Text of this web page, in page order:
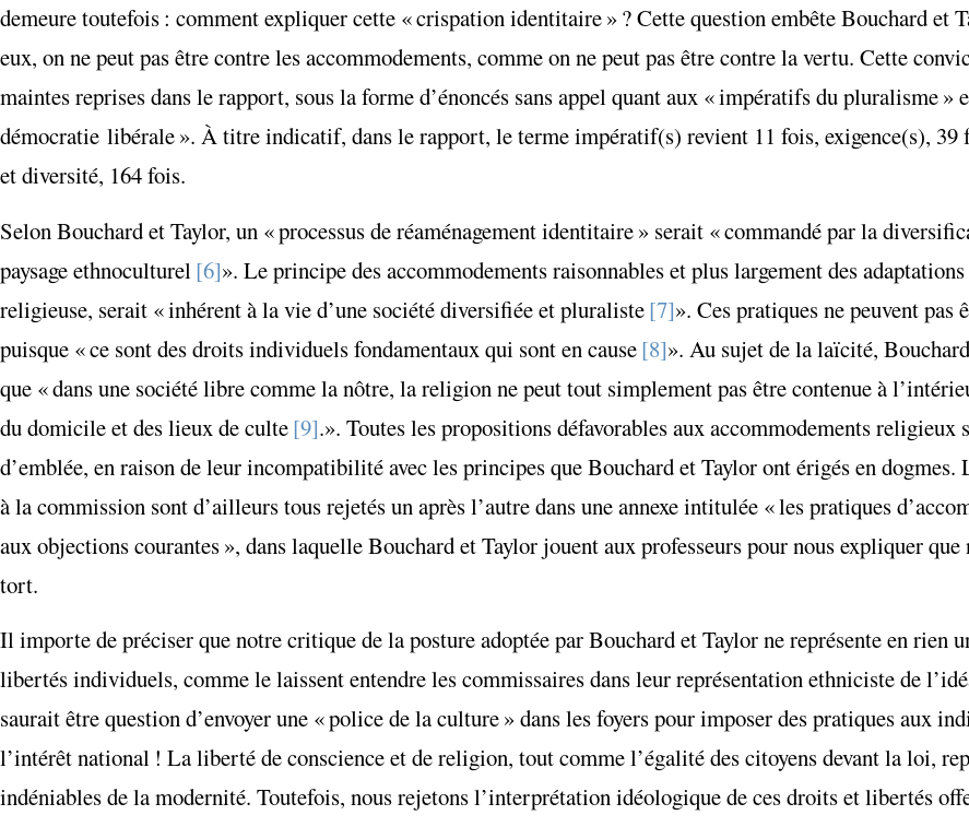
demeure toutefois : comment expliquer cette « crispation identitaire » ? Cette question embête Bouchard et
eux, on ne peut pas être contre les accommodements, comme on ne peut pas être contre la vertu. Cette
maintes reprises dans le rapport, sous la forme d’énoncés sans appel quant aux « impératifs du pluralisme »
démocratie libérale ». À titre indicatif, dans le rapport, le terme impératif(s) revient 11 fois, exigence(s),
et diversité, 164 fois.
Selon Bouchard et Taylor, un « processus de réaménagement identitaire » serait « commandé par la
paysage ethnoculturel [6]». Le principe des accommodements raisonnables et plus largement des
religieuse, serait « inhérent à la vie d’une société diversifiée et pluraliste[7]». Ces pratiques ne peuvent pas
puisque « ce sont des droits individuels fondamentaux qui sont en cause[8]». Au sujet de la laïcité,
que « dans une société libre comme la nôtre, la religion ne peut tout simplement pas être contenue à
du domicile et des lieux de culte[9].». Toutes les propositions défavorables aux accommodements religieux
d’emblée, en raison de leur incompatibilité avec les principes que Bouchard et Taylor ont érigés en dogmes.
à la commission sont d’ailleurs tous rejetés un après l’autre dans une annexe intitulée « les pratiques
aux objections courantes », dans laquelle Bouchard et Taylor jouent aux professeurs pour nous expliquer que
tort.
Il importe de préciser que notre critique de la posture adoptée par Bouchard et Taylor ne représente en rien
libertés individuels, comme le laissent entendre les commissaires dans leur représentation ethniciste de
saurait être question d’envoyer une « police de la culture » dans les foyers pour imposer des pratiques aux
l’intérêt national ! La liberté de conscience et de religion, tout comme l’égalité des citoyens devant la loi,
indéniables de la modernité. Toutefois, nous rejetons l’interprétation idéologique de ces droits et libertés